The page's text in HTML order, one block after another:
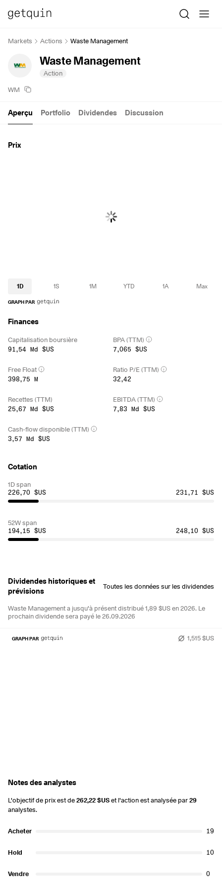
Markets Actions Waste Management
Waste Management
Action
WM
Aperçu Portfolio Dividendes Discussion
Prix
1D 1S 1M YTD 1A Max
GRAPH PAR
Dividendes historiques et
prévisions
Toutes les données sur les dividendes
Waste Management a jusqu'à présent distribué 1,89 $US en 2026. Le
prochain dividende sera payé le 26.09.2026
1,515 $US
GRAPH PAR
Finances
Capitalisation boursière
91,54 Md $US
BPA (TTM)
7,065 $US
Free Float
398,75 M
Ratio P/E (TTM)
32,42
Recettes (TTM)
25,67 Md $US
EBITDA (TTM)
7,83 Md $US
Cash-flow disponible (TTM)
3,57 Md $US
Cotation
1D span
226,70 $US
231,71 $US
52W span
194,15 $US
248,10 $US
Notes des analystes
L'objectif de prix est de262,22 $USet l'action est analysée par29
analystes.
Acheter 19
Hold 10
Vendre 0